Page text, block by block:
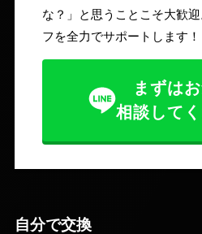
な？」と思うことこそ大歓
フを全力でサポートします！
まずは
相談してく
自分で交換